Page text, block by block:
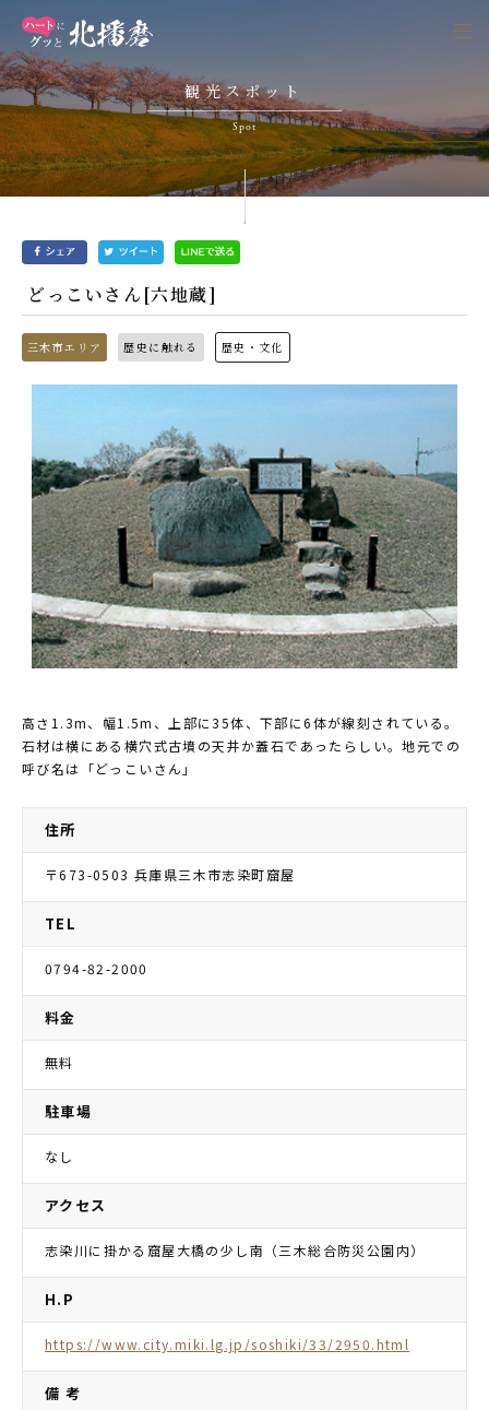
観光スポット
Spot
どっこいさん[六地蔵]
三木市エリア 歴史に触れる 歴史・文化
高さ1.3m、幅1.5m、上部に35体、下部に6体が線刻されている。
石材は横にある横穴式古墳の天井か蓋石であったらしい。地元での
呼び名は「どっこいさん」
住所
〒673-0503 兵庫県三木市志染町窟屋
TEL
0794-82-2000
料金
無料
駐車場
なし
アクセス
志染川に掛かる窟屋大橋の少し南（三木総合防災公園内）
H.P
https://www.city.miki.lg.jp/soshiki/33/2950.html
備 考